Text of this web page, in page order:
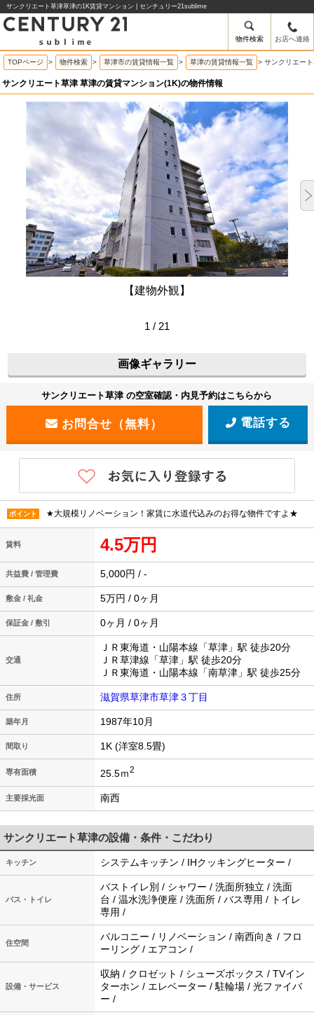
サンクリエート草津草津の1K賃貸マンション | センチュリー21sublime
物件検索 お店へ連絡
TOPページ > 物件検索 > 草津市の賃貸情報一覧 > 草津の賃貸情報一覧 > サンクリエー
サンクリエート草津 草津の賃貸マンション(1K)の物件情報
【建物外観】
1 / 21
画像ギャラリー
サンクリエート草津 の空室確認・内見予約はこちらから
電話する
ポイント ★大規模リノベーション！家賃に水道代込みのお得な物件ですよ★
賃料 4.5万円
共益費 / 管理費 5,000円 / -
敷金 / 礼金 5万円 / 0ヶ月
保証金 / 敷引 0ヶ月 / 0ヶ月
交通
ＪＲ東海道・山陽本線「草津」駅 徒歩20分
ＪＲ草津線「草津」駅 徒歩20分
ＪＲ東海道・山陽本線「南草津」駅 徒歩25分
住所 滋賀県草津市草津３丁目
築年月 1987年10月
間取り 1K (洋室8.5畳)
専有面積 25.5ｍ2
主要採光面 南西
サンクリエート草津の設備・条件・こだわり
キッチン システムキッチン / IHクッキングヒーター /
バス・トイレ
バストイレ別 / シャワー / 洗面所独立 / 洗面
台 / 温水洗浄便座 / 洗面所 / バス専用 / トイレ
専用 /
住空間
バルコニー / リノベーション / 南西向き / フロ
ーリング / エアコン /
設備・サービス
収納 / クロゼット / シューズボックス / TVイン
ターホン / エレベーター / 駐輪場 / 光ファイバ
ー /